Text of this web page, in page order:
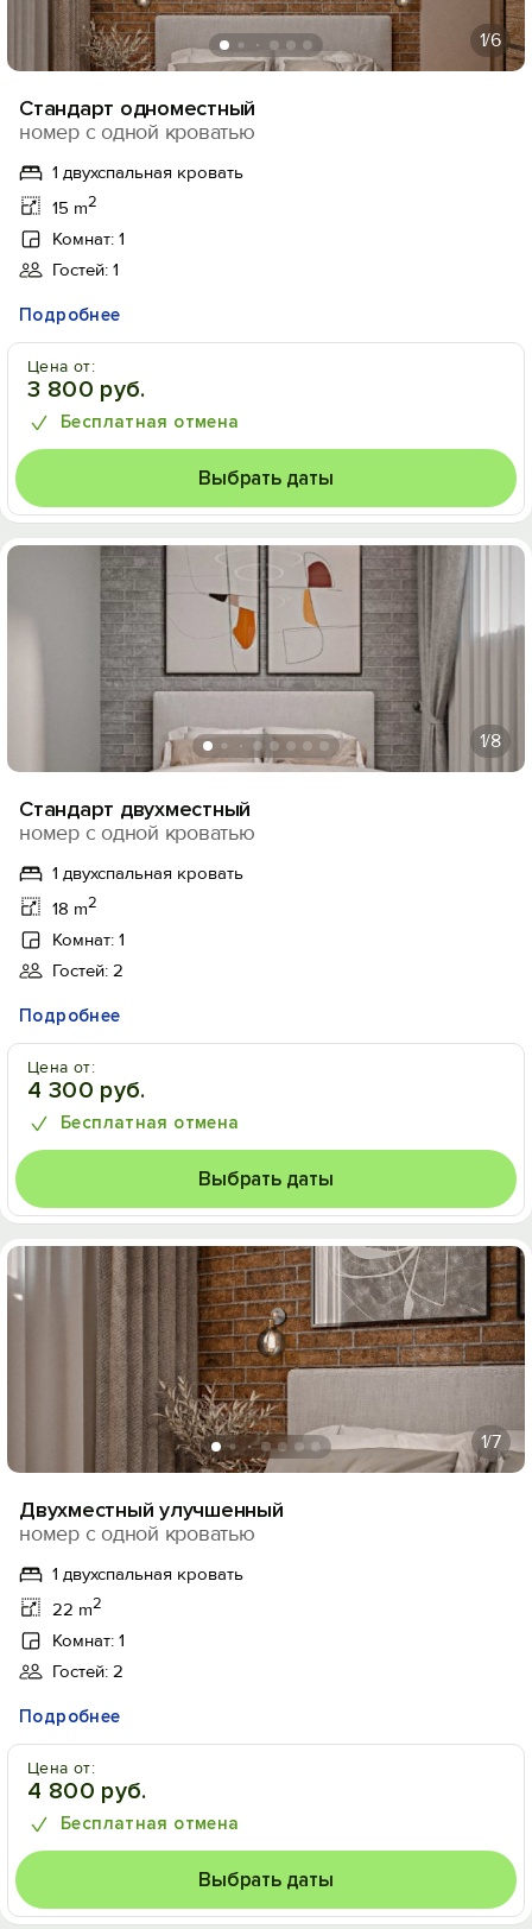
1/6
Стандарт одноместный
номер с одной кроватью
1 двухспальная кровать
15 m2
Комнат: 1
Гостей: 1
Подробнее
Цена от:
3 800 руб.
Бесплатная отмена
Выбрать даты
1/8
Стандарт двухместный
номер с одной кроватью
1 двухспальная кровать
18 m2
Комнат: 1
Гостей: 2
Подробнее
Цена от:
4 300 руб.
Бесплатная отмена
Выбрать даты
1/7
Двухместный улучшенный
номер с одной кроватью
1 двухспальная кровать
22 m2
Комнат: 1
Гостей: 2
Подробнее
Цена от:
4 800 руб.
Бесплатная отмена
Выбрать даты